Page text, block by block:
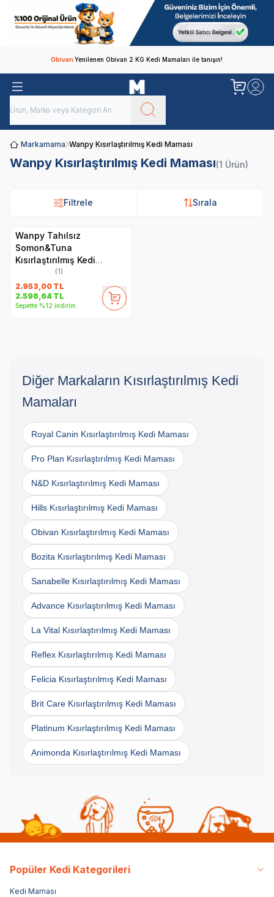
ObivanYenilenen Obivan 2 KG Kedi Mamaları ile tanışın!
Markamama Wanpy Kısırlaştırılmış Kedi Maması
Wanpy Kısırlaştırılmış Kedi Maması(1 Ürün)
Filtrele Sırala
Wanpy Tahılsız
Somon&Tuna
Kısırlaştırılmış Kedi
Maması 8 kg
(1)
2.953,00 TL
2.598,64 TL
Sepette %12 indirim
Diğer Markaların Kısırlaştırılmış Kedi
Mamaları
Royal Canin Kısırlaştırılmış Kedi Maması
Pro Plan Kısırlaştırılmış Kedi Maması
N&D Kısırlaştırılmış Kedi Maması
Hills Kısırlaştırılmış Kedi Maması
Obivan Kısırlaştırılmış Kedi Maması
Bozita Kısırlaştırılmış Kedi Maması
Sanabelle Kısırlaştırılmış Kedi Maması
Advance Kısırlaştırılmış Kedi Maması
La Vital Kısırlaştırılmış Kedi Maması
Reflex Kısırlaştırılmış Kedi Maması
Felicia Kısırlaştırılmış Kedi Maması
Brit Care Kısırlaştırılmış Kedi Maması
Platinum Kısırlaştırılmış Kedi Maması
Animonda Kısırlaştırılmış Kedi Maması
Popüler Kedi Kategorileri
Kedi Maması